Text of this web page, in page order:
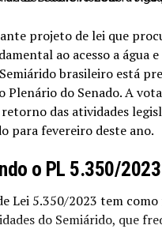
projeto de lei que
ao acesso a água
brasileiro está
Plenário do Senado. A
das atividades
para fevereiro deste ano.
o PL 5.350/2023
Lei 5.350/2023 tem
do Semiárido, que